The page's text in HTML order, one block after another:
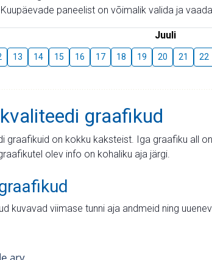
paneelist on võimalik valida ja
Juuli
13 14 15 16 17 18 19 20 21 22
graafikud
graafikuid on kokku kaksteist. Iga graafiku all
olev info on kohaliku aja järgi.
kuvavad viimase tunni aja andmeid ning